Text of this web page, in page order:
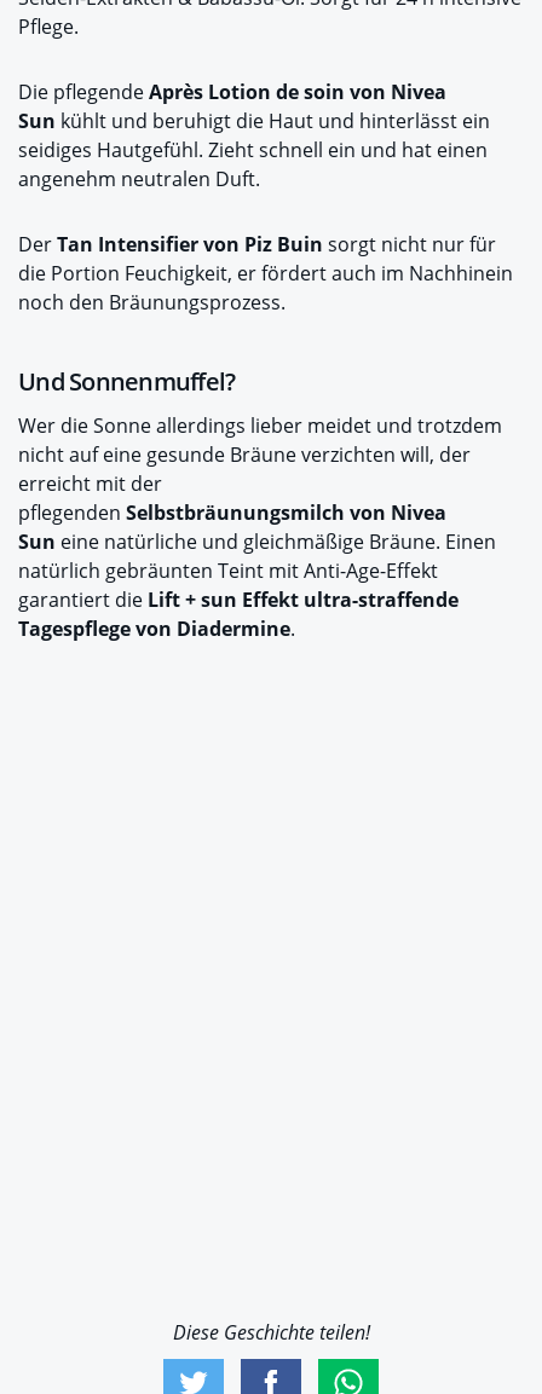
Pflege.
Die pflegendeAprès Lotion de soin von Nivea
Sun kühlt und beruhigt die Haut und hinterlässt ein
seidiges Hautgefühl. Zieht schnell ein und hat einen
angenehm neutralen Duft.
DerTan Intensifier von Piz Buin sorgt nicht nur für
die Portion Feuchigkeit, er fördert auch im Nachhinein
noch den Bräunungsprozess.
Und Sonnenmuffel?
Wer die Sonne allerdings lieber meidet und trotzdem
nicht auf eine gesunde Bräune verzichten will, der
erreicht mit der
pflegenden Selbstbräunungsmilch von Nivea
Sun eine natürliche und gleichmäßige Bräune. Einen
natürlich gebräunten Teint mit Anti-Age-Effekt
garantiert die Lift + sun Effekt ultra-straffende
Tagespflege von Diadermine.
Diese Geschichte teilen!